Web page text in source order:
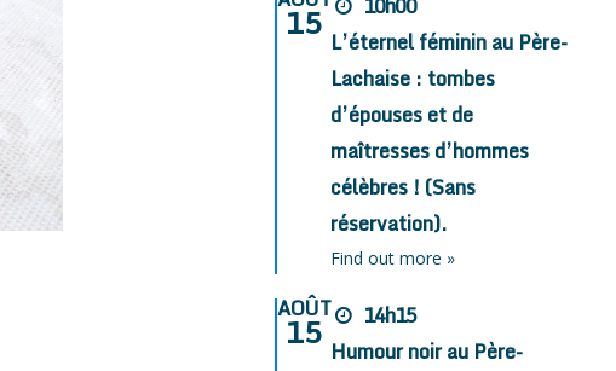
15 L’éternel féminin au Père-
Lachaise : tombes
d’épouses et de
maîtresses d’hommes
célèbres ! (Sans
réservation).
Find out more »
AOÛT
15
14h15
Humour noir au Père-